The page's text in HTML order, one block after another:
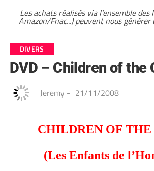
Les achats réalisés via l'ensemble des
Amazon/Fnac...) peuvent nous générer
DIVERS
DVD – Children of the
Jeremy - 21/11/2008
CHILDREN OF THE
(Les Enfants de